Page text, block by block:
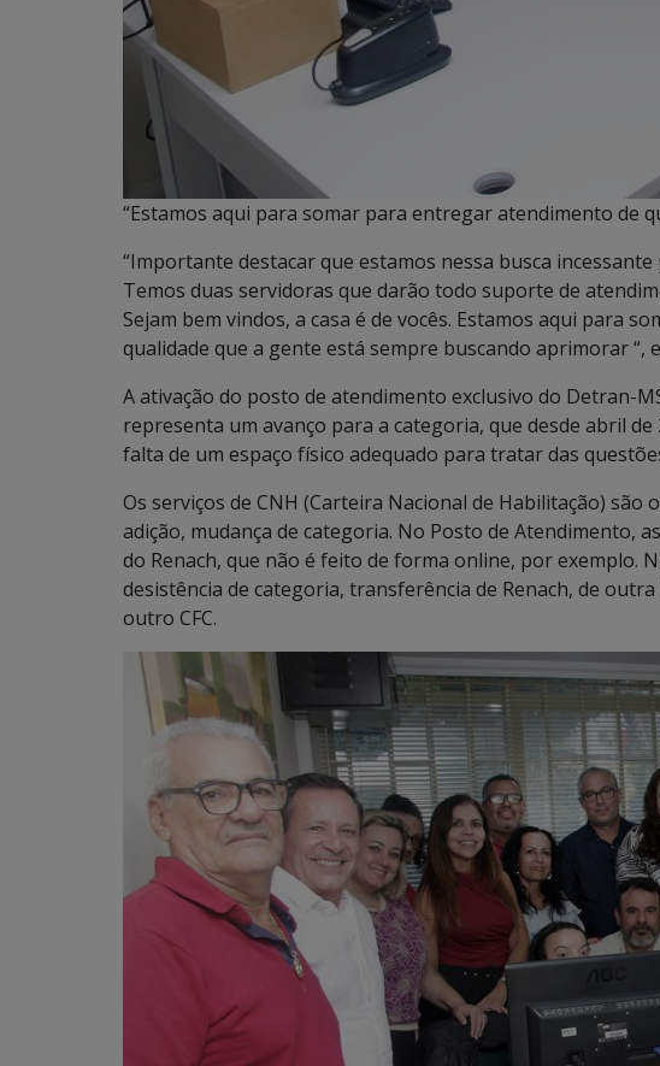
“Estamos aqui para somar para entregar atendimento de
“Importante destacar que estamos nessa busca
Temos duas servidoras que darão todo suporte de
Sejam bem vindos, a casa é de vocês. Estamos aqui para
qualidade que a gente está sempre buscando aprimorar “,
A ativação do posto de atendimento exclusivo do Detran-
representa um avanço para a categoria, que desde abril
falta de um espaço físico adequado para tratar das
Os serviços de CNH (Carteira Nacional de Habilitação) são
adição, mudança de categoria. No Posto de Atendimento,
do Renach, que não é feito de forma online, por exemplo.
desistência de categoria, transferência de Renach, de
outro CFC.